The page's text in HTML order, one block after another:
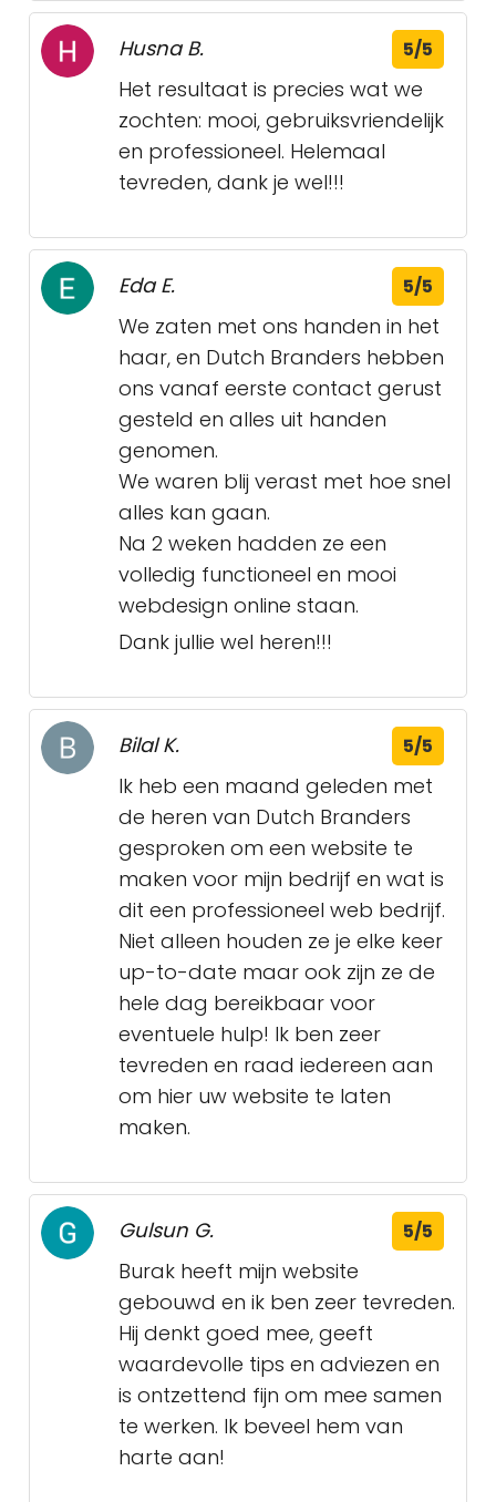
Husna B. 5/5
Het resultaat is precies wat we
zochten: mooi, gebruiksvriendelijk
en professioneel. Helemaal
tevreden, dank je wel!!!
Eda E. 5/5
We zaten met ons handen in het
haar, en Dutch Branders hebben
ons vanaf eerste contact gerust
gesteld en alles uit handen
genomen.
We waren blij verast met hoe snel
alles kan gaan.
Na 2 weken hadden ze een
volledig functioneel en mooi
webdesign online staan.
Dank jullie wel heren!!!
Bilal K. 5/5
Ik heb een maand geleden met
de heren van Dutch Branders
gesproken om een website te
maken voor mijn bedrijf en wat is
dit een professioneel web bedrijf.
Niet alleen houden ze je elke keer
up-to-date maar ook zijn ze de
hele dag bereikbaar voor
eventuele hulp! Ik ben zeer
tevreden en raad iedereen aan
om hier uw website te laten
maken.
Gulsun G. 5/5
Burak heeft mijn website
gebouwd en ik ben zeer tevreden.
Hij denkt goed mee, geeft
waardevolle tips en adviezen en
is ontzettend fijn om mee samen
te werken. Ik beveel hem van
harte aan!